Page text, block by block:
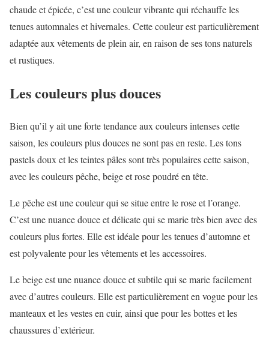
chaude et épicée, c’est une couleur vibrante qui réchauffe les
tenues automnales et hivernales. Cette couleur est particulièrement
adaptée aux vêtements de plein air, en raison de ses tons naturels
et rustiques.
Les couleurs plus douces
Bien qu’il y ait une forte tendance aux couleurs intenses cette
saison, les couleurs plus douces ne sont pas en reste. Les tons
pastels doux et les teintes pâles sont très populaires cette saison,
avec les couleurs pêche, beige et rose poudré en tête.
Le pêche est une couleur qui se situe entre le rose et l’orange.
C’est une nuance douce et délicate qui se marie très bien avec des
couleurs plus fortes. Elle est idéale pour les tenues d’automne et
est polyvalente pour les vêtements et les accessoires.
Le beige est une nuance douce et subtile qui se marie facilement
avec d’autres couleurs. Elle est particulièrement en vogue pour les
manteaux et les vestes en cuir, ainsi que pour les bottes et les
chaussures d’extérieur.